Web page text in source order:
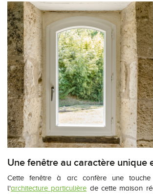
Une fenêtre au caractère unique
Cette fenêtre à arc confère une
l'architecture particulière de cette maison